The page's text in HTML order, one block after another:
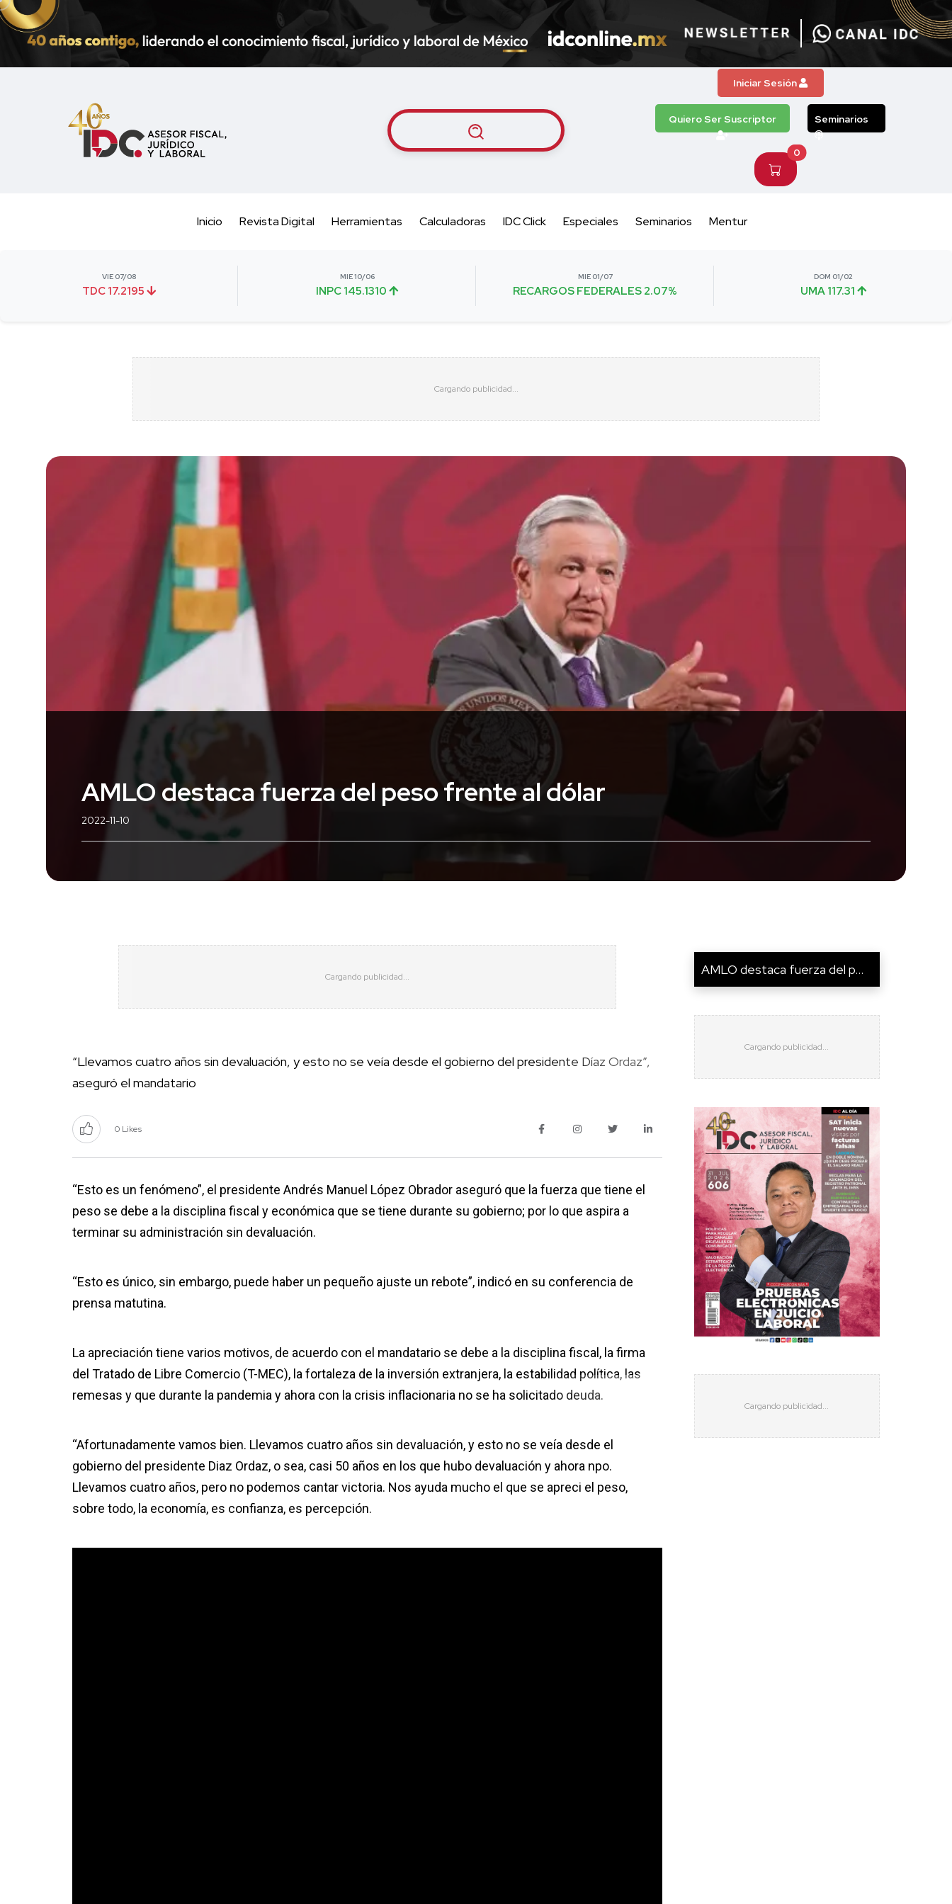
Iniciar Sesión
Quiero Ser Suscriptor Seminarios
0
Inicio Revista Digital Herramientas Calculadoras IDC Click Especiales Seminarios Mentur
VIE 07/08
TDC 17.2195
MIE 10/06
INPC 145.1310
MIE 01/07
RECARGOS FEDERALES 2.07%
DOM 01/02
UMA 117.31
AMLO destaca fuerza del peso frente al dólar
2022-11-10
“Llevamos cuatro años sin devaluación, y esto no se veía desde el gobierno del presidente Díaz Ordaz”,
aseguró el mandatario
0 Likes
“Esto es un fenómeno”, el presidente Andrés Manuel López Obrador aseguró que la fuerza que tiene el
peso se debe a la disciplina fiscal y económica que se tiene durante su gobierno; por lo que aspira a
terminar su administración sin devaluación.
“Esto es único, sin embargo, puede haber un pequeño ajuste un rebote”, indicó en su conferencia de
prensa matutina.
La apreciación tiene varios motivos, de acuerdo con el mandatario se debe a la disciplina fiscal, la firma
del Tratado de Libre Comercio (T-MEC), la fortaleza de la inversión extranjera, la estabilidad política, las
remesas y que durante la pandemia y ahora con la crisis inflacionaria no se ha solicitado deuda.
“Afortunadamente vamos bien. Llevamos cuatro años sin devaluación, y esto no se veía desde el
gobierno del presidente Diaz Ordaz, o sea, casi 50 años en los que hubo devaluación y ahora npo.
Llevamos cuatro años, pero no podemos cantar victoria. Nos ayuda mucho el que se apreci el peso,
sobre todo, la economía, es confianza, es percepción.
AMLO destaca fuerza del p...